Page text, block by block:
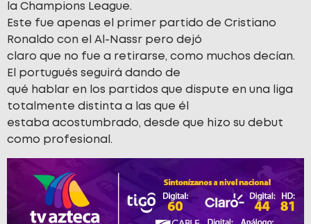
la Champions League.
Este fue apenas el primer partido de Cristiano
Ronaldo con el Al-Nassr pero dejó
claro que no fue a retirarse, como muchos decían.
El portugués seguirá dando de
qué hablar en los partidos que dispute en una liga
totalmente distinta a las que él
estaba acostumbrado, desde que hizo su debut
como profesional.